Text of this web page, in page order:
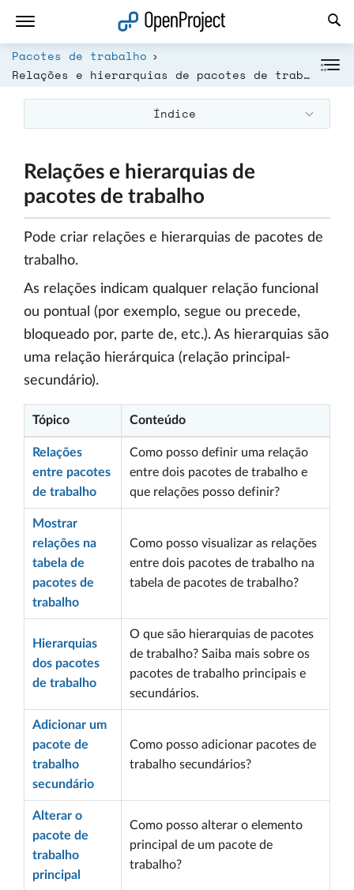
Pacotes de trabalho
Relações e hierarquias de pacotes de trabalho
Índice
Relações e hierarquias de
pacotes de trabalho
Pode criar relações e hierarquias de pacotes de
trabalho.
As relações indicam qualquer relação funcional
ou pontual (por exemplo, segue ou precede,
bloqueado por, parte de, etc.). As hierarquias são
uma relação hierárquica (relação principal-
secundário).
Tópico Conteúdo
Relações
entre pacotes
de trabalho
Como posso definir uma relação
entre dois pacotes de trabalho e
que relações posso definir?
Mostrar
relações na
tabela de
pacotes de
trabalho
Como posso visualizar as relações
entre dois pacotes de trabalho na
tabela de pacotes de trabalho?
Hierarquias
dos pacotes
de trabalho
O que são hierarquias de pacotes
de trabalho? Saiba mais sobre os
pacotes de trabalho principais e
secundários.
Adicionar um
pacote de
trabalho
secundário
Como posso adicionar pacotes de
trabalho secundários?
Alterar o
pacote de
trabalho
principal
Como posso alterar o elemento
principal de um pacote de
trabalho?
Abrir a ligação num novo separador